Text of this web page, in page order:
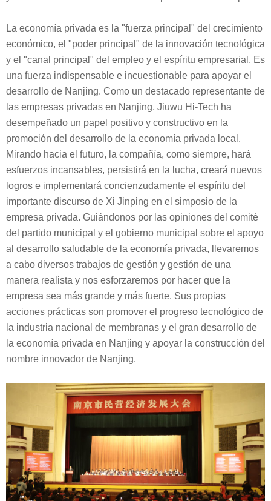
La economía privada es la "fuerza principal" del crecimiento
económico, el "poder principal" de la innovación tecnológica
y el "canal principal" del empleo y el espíritu empresarial. Es
una fuerza indispensable e incuestionable para apoyar el
desarrollo de Nanjing. Como un destacado representante de
las empresas privadas en Nanjing, Jiuwu Hi-Tech ha
desempeñado un papel positivo y constructivo en la
promoción del desarrollo de la economía privada local.
Mirando hacia el futuro, la compañía, como siempre, hará
esfuerzos incansables, persistirá en la lucha, creará nuevos
logros e implementará concienzudamente el espíritu del
importante discurso de Xi Jinping en el simposio de la
empresa privada. Guiándonos por las opiniones del comité
del partido municipal y el gobierno municipal sobre el apoyo
al desarrollo saludable de la economía privada, llevaremos
a cabo diversos trabajos de gestión y gestión de una
manera realista y nos esforzaremos por hacer que la
empresa sea más grande y más fuerte. Sus propias
acciones prácticas son promover el progreso tecnológico de
la industria nacional de membranas y el gran desarrollo de
la economía privada en Nanjing y apoyar la construcción del
nombre innovador de Nanjing.